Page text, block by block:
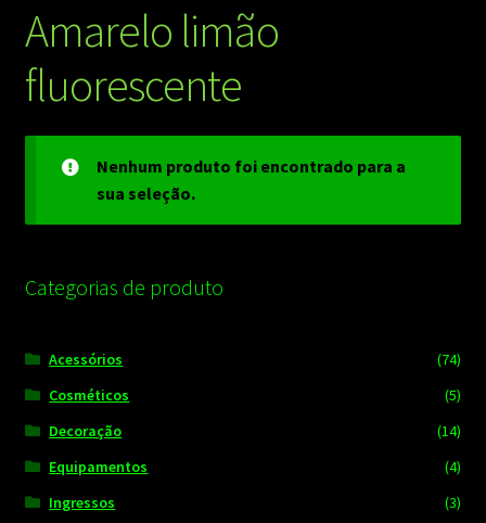
Carrinho
Finalizar compra
Contato
Amarelo limão
fluorescente
Nenhum produto foi encontrado para a
sua seleção.
Categorias de produto
Acessórios
(74)
Cosméticos
(5)
Decoração
(14)
Equipamentos
(4)
Ingressos
(3)